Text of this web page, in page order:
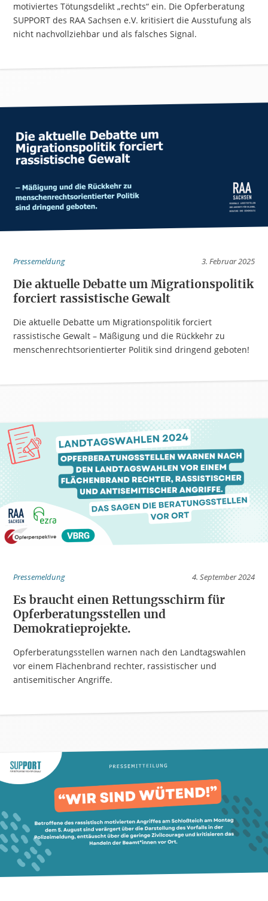
motiviertes Tötungsdelikt „rechts“ ein. Die Opferberatung
SUPPORT des RAA Sachsen e.V. kritisiert die Ausstufung als
nicht nachvollziehbar und als falsches Signal.
Pressemeldung 3. Februar 2025
Die aktuelle Debatte um Migrationspolitik
forciert rassistische Gewalt
Die aktuelle Debatte um Migrationspolitik forciert
rassistische Gewalt – Mäßigung und die Rückkehr zu
menschenrechtsorientierter Politik sind dringend geboten!
Pressemeldung 4. September 2024
Es braucht einen Rettungsschirm für
Opferberatungsstellen und
Demokratieprojekte.
Opferberatungsstellen warnen nach den Landtagswahlen
vor einem Flächenbrand rechter, rassistischer und
antisemitischer Angriffe.